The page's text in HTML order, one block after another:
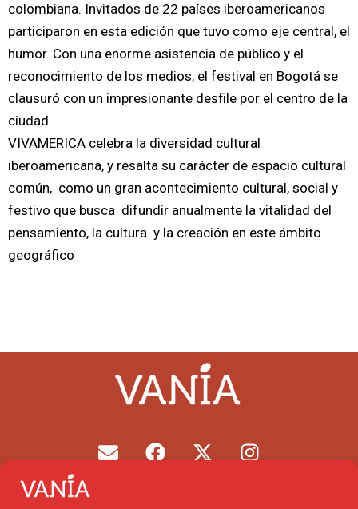
colombiana. Invitados de 22 países iberoamericanos
participaron en esta edición que tuvo como eje central, el
humor. Con una enorme asistencia de público y el
reconocimiento de los medios, el festival en Bogotá se
clausuró con un impresionante desfile por el centro de la
ciudad.
VIVAMERICA celebra la diversidad cultural
iberoamericana, y resalta su carácter de espacio cultural
común, como un gran acontecimiento cultural, social y
festivo que busca difundir anualmente la vitalidad del
pensamiento, la cultura y la creación en este ámbito
geográfico
E
n
F
a
X
-
I
n